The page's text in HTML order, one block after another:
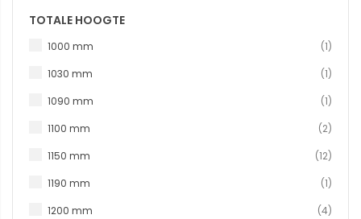
TOTALE HOOGTE
1000 mm 1
1030 mm 1
1090 mm 1
1100 mm 2
1150 mm 12
1190 mm 1
1200 mm 4